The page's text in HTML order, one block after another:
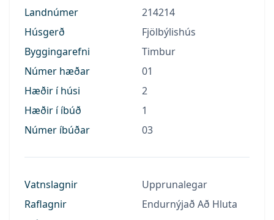
Landnúmer
214214
Húsgerð
Fjölbýlishús
Byggingarefni
Timbur
Númer hæðar
01
Hæðir í húsi
2
Hæðir í íbúð
1
Númer íbúðar
03
Vatnslagnir
Upprunalegar
Raflagnir
Endurnýjað Að Hluta